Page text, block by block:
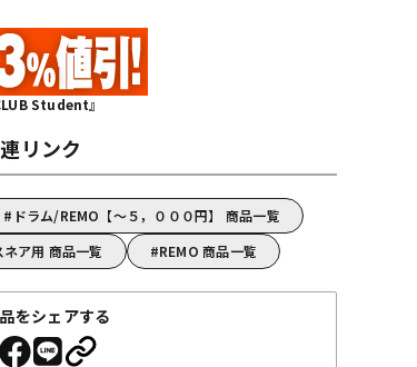
Student』
リンク
ドラム/REMO【～５，０００円】 商品一覧
ア用 商品一覧 REMO 商品一覧
をシェアする